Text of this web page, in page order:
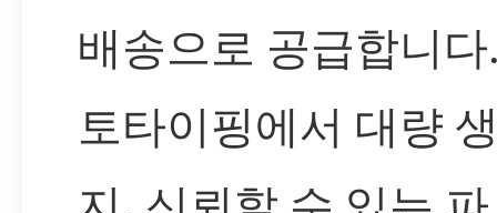
배송으로 공급합니
토타이핑에서 대량